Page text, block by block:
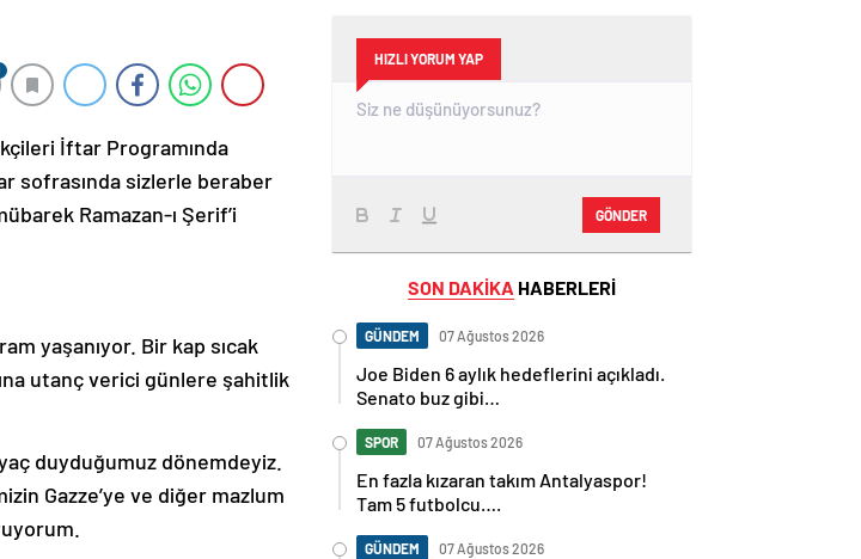
İftar Programında
sofrasında sizlerle beraber
Ramazan-ı Şerif’i
yaşanıyor. Bir kap sıcak
utanç verici günlere şahitlik
duyduğumuz dönemdeyiz.
Gazze’ye ve diğer mazlum
HIZLI YORUM YAP
GÖNDER
SON DAKİKA HABERLERİ
GÜNDEM 07 Ağustos 2026
Joe Biden 6 aylık hedeflerini açıkladı.
Senato buz gibi…
SPOR 07 Ağustos 2026
En fazla kızaran takım Antalyaspor!
Tam 5 futbolcu….
GÜNDEM 07 Ağustos 2026